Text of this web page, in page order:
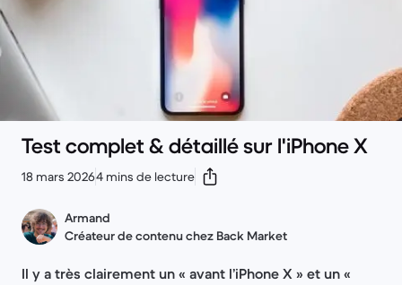
Test complet & détaillé sur l'iPhone X
18 mars 20264 mins de lecture
Armand
Créateur de contenu chez Back Market
Il y a très clairement un « avant l’iPhone X » et un «